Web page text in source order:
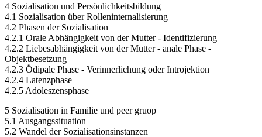
4 Sozialisation und Persönlichkeitsbildung
4.1 Sozialisation über Rolleninternalisierung
4.2 Phasen der Sozialisation
4.2.1 Orale Abhängigkeit von der Mutter - Identifizierung
4.2.2 Liebesabhängigkeit von der Mutter - anale Phase -
Objektbesetzung
4.2.3 Ödipale Phase - Verinnerlichung oder Introjektion
4.2.4 Latenzphase
4.2.5 Adoleszensphase
5 Sozialisation in Familie und peer gruop
5.1 Ausgangssituation
5.2 Wandel der Sozialisationsinstanzen